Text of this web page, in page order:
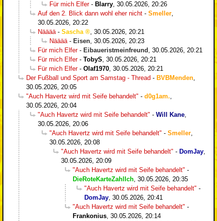
Für mich Elfer- Blarry, 30.05.2026, 20:26
Auf den 2. Blick dann wohl eher nicht - Smeller,
30.05.2026, 20:22
Nääää- Sascha , 30.05.2026, 20:21
Nääää- Eisen, 30.05.2026, 20:23
Für mich Elfer- Eibaueristmeinfreund , 30.05.2026, 20:21
Für mich Elfer- TobyS, 30.05.2026, 20:21
Für mich Elfer- Olaf1970, 30.05.2026, 20:21
Der Fußball und Sport am Samstag - Thread - BVBMenden,
30.05.2026, 20:05
"Auch Havertz wird mit Seife behandelt" - d0g1am.,
30.05.2026, 20:04
"Auch Havertz wird mit Seife behandelt" - Will Kane,
30.05.2026, 20:06
"Auch Havertz wird mit Seife behandelt" - Smeller,
30.05.2026, 20:08
"Auch Havertz wird mit Seife behandelt" - DomJay,
30.05.2026, 20:09
"Auch Havertz wird mit Seife behandelt" -
DieRoteKarteZahlIch, 30.05.2026, 20:35
"Auch Havertz wird mit Seife behandelt" -
DomJay, 30.05.2026, 20:41
"Auch Havertz wird mit Seife behandelt" -
Frankonius, 30.05.2026, 20:14